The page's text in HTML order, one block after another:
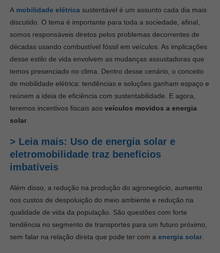
A mobilidade elétrica sustentável é um assunto cada dia mais
discutido. O tema é importante para toda a sociedade, afinal,
somos responsáveis diretos pelos problemas decorrentes de
décadas usando combustível fóssil em veículos. As implicações
desse estilo de vida envolvem as mudanças assustadoras que
temos presenciado no clima. Dentro desse cenário, o conceito
de mobilidade elétrica: tendências e soluções ganham espaço e
reúnem a ideia de eficiência com sustentabilidade. E agora,
teremos incentivos fiscais aos veículos movidos a energia
solar
> Leia mais: Uso de energia solar e
eletromobilidade traz benefícios
imbatíveis
Além disso, a redução na produção do agronegócio, aumento
nos custos de despoluição do meio ambiente e redução na
qualidade de vida da população. São questões com forte
tendência no segmento de transportes para um futuro próximo,
sem falar na relação direta que pode ter com a energia solar